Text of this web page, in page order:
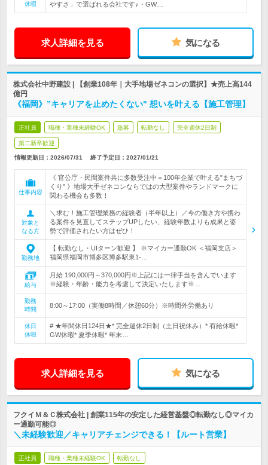
休暇
やすさ」で選ばれる会社です♪・GW…
求人詳細を見る 気になる
株式会社中野建設 | 【創業108年｜大手地場ゼネコンの選択】★売上高144
億円
《福岡》”キャリアを止めたくない" 想いを叶える【施工管理】
正社員 職種・業種未経験OK 急募 転勤なし 完全週休2日制
第二新卒歓迎
情報更新日：2026/07/31 終了予定日： 2027/01/21
仕事内容
《 官公庁・民間案件共に多数受注中＝100年企業で叶える"まちづ
くり" 》地場大手ゼネコンならではの大型案件やランドマークに
関わる機会も多数！
対象と
なる方
＼求む！施工管理業務の経験者（半年以上）／今の働き方や携わ
る案件を見直してステップUPしたい、経験年数よりも成果と姿
勢で評価されたい方はぜひ！
勤務地
【 転勤なし・UIターン歓迎 】 ※マイカー通勤OK ＜福岡支店＞
福岡県福岡市博多区博多駅東1-…
給与
月給 190,000円～370,000円※上記には一律手当を含んでいます
※経験・年齢・能力を考慮して決定いたします※…
勤務
時間
8:00～17:00（実働8時間／休憩60分）※時間外労働あり
休日
休暇
# ★年間休日124日★* 完全週休2日制（土日祝休み）* 有給休暇*
GW休暇* 夏季休暇* 年末…
求人詳細を見る 気になる
フクイＭ＆Ｃ株式会社 | 創業115年の安定した経営基盤◎転勤なし◎マイカ
ー通勤可能◎
＼未経験歓迎／キャリアチェンジできる！【ルート営業】
正社員 職種・業種未経験OK 転勤なし